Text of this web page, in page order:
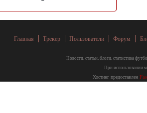
Главная Трекер Пользователи Форум
Новости, статьи, блоги, статистика
При использовании
Хостинг предоставлен